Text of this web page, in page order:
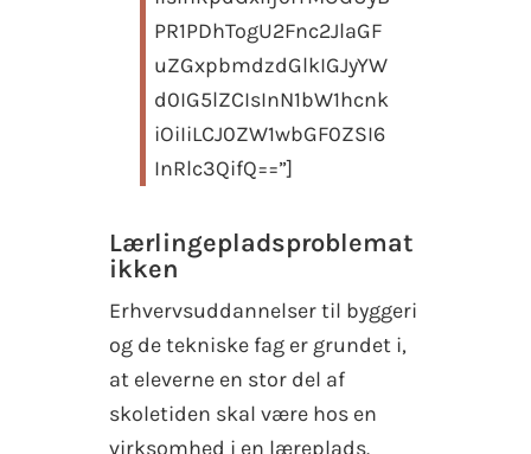
PR1PDhTogU2Fnc2JlaGF
uZGxpbmdzdGlkIGJyYW
d0IG5lZCIsInN1bW1hcnk
iOiIiLCJ0ZW1wbGF0ZSI6
InRlc3QifQ==”]
Lærlingepladsproblemat
ikken
Erhvervsuddannelser til byggeri
og de tekniske fag er grundet i,
at eleverne en stor del af
skoletiden skal være hos en
virksomhed i en læreplads.